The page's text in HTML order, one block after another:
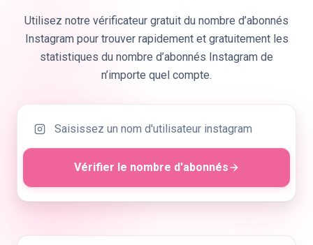
Utilisez notre vérificateur gratuit du nombre d’abonnés
Instagram pour trouver rapidement et gratuitement les
statistiques du nombre d’abonnés Instagram de
n’importe quel compte.
Vérifier le nombre d'abonnés